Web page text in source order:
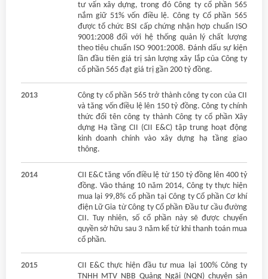
tư vấn xây dựng, trong đó Công ty cổ phần 565
nắm giữ 51% vốn điều lệ. Công ty Cổ phần 565
được tổ chức BSI cấp chứng nhận hợp chuẩn ISO
9001:2008 đối với hệ thống quản lý chất lượng
theo tiêu chuẩn ISO 9001:2008. Đánh dấu sự kiện
lần đầu tiên giá trị sản lượng xây lắp của Công ty
cổ phần 565 đạt giá trị gần 200 tỷ đồng.
2013
Công ty cổ phần 565 trở thành công ty con của CII
và tăng vốn điều lệ lên 150 tỷ đồng. Công ty chính
thức đổi tên công ty thành Công ty cổ phần Xây
dựng Hạ tầng CII (CII E&C) tập trung hoạt động
kinh doanh chính vào xây dựng hạ tầng giao
thông.
2014
CII E&C tăng vốn điều lệ từ 150 tỷ đồng lên 400 tỷ
đồng. Vào tháng 10 năm 2014, Công ty thực hiện
mua lại 99,8% cổ phần tại Công ty Cổ phần Cơ khí
điện Lữ Gia từ Công ty Cổ phần Đầu tư cầu đường
CII. Tuy nhiên, số cổ phần này sẽ được chuyển
quyền sở hữu sau 3 năm kể từ khi thanh toán mua
cổ phần.
2015
CII E&C thực hiện đầu tư mua lại 100% Công ty
TNHH MTV NBB Quảng Ngãi (NQN) chuyên sản